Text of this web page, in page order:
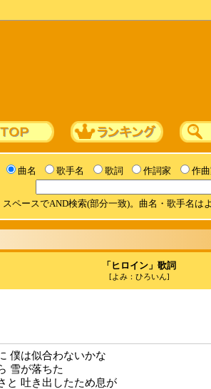
曲名 歌手名 歌詞 作詞家 作
スペースでAND検索(部分一致)。曲名・歌手名は
「ヒロイン」歌詞
[よみ：ひろいん]
僕は似合わないかな
雪が落ちた
と 吐き出したため息が